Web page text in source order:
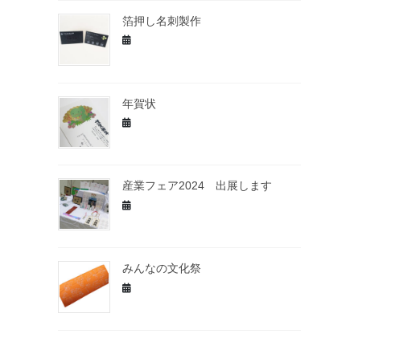
箔押し名刺製作
年賀状
産業フェア2024 出展します
みんなの文化祭